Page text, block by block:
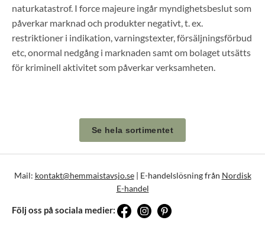
naturkatastrof. I force majeure ingår myndighetsbeslut som
påverkar marknad och produkter negativt, t. ex.
restriktioner i indikation, varningstexter, försäljningsförbud
etc, onormal nedgång i marknaden samt om bolaget utsätts
för kriminell aktivitet som påverkar verksamheten.
Se hela sortimentet
Mail: kontakt@hemmaistavsjo.se| E-handelslösning från Nordisk
E-handel
Följ oss på sociala medier: